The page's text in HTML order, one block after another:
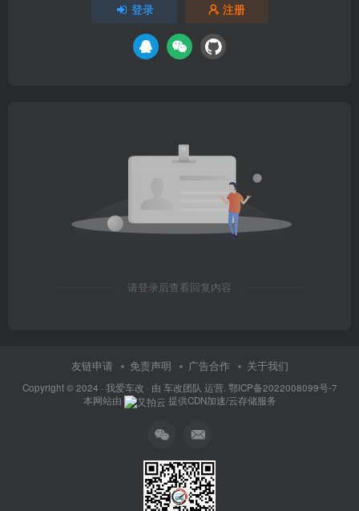
登录 注册
请登录后查看回复内容
友链申请 免责声明 广告合作 关于我们
Copyright © 2024 · 我爱车改 · 由 车改团队 运营. 鄂ICP备2022008099号-7
本网站由
提供CDN加速/云存储服务